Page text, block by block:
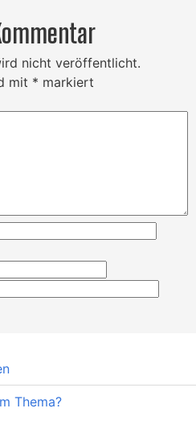
nicht veröffentlicht.
mit * markiert
Thema?